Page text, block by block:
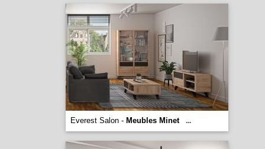
Everest Salon - Meubles Minet ...